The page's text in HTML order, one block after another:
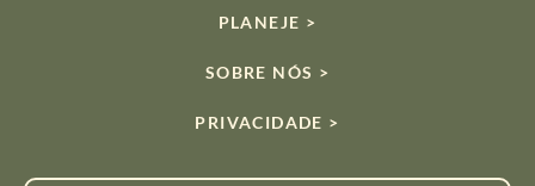
PLANEJE >
SOBRE NÓS >
PRIVACIDADE >